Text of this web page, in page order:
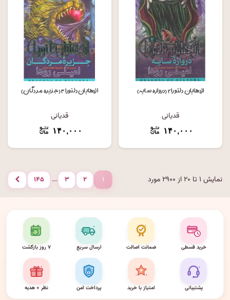
اژدهایان دلتورا ۲ (دروازه سایه)
قدیانی
۱۴۰,۰۰۰
اژدهایان دلتورا ۳ (جزیره مردگان)
قدیانی
۱۴۰,۰۰۰
نمایش ۱ تا ۲۰ از ۲۹۰۰ مورد ۱ ۲ ۳ … ۱۴۵ بعدی
خرید قسطی ضمانت اصالت ارسال سریع ۷ روز بازگشت
پشتیبانی امتیاز با خرید پرداخت امن نظر + هدیه